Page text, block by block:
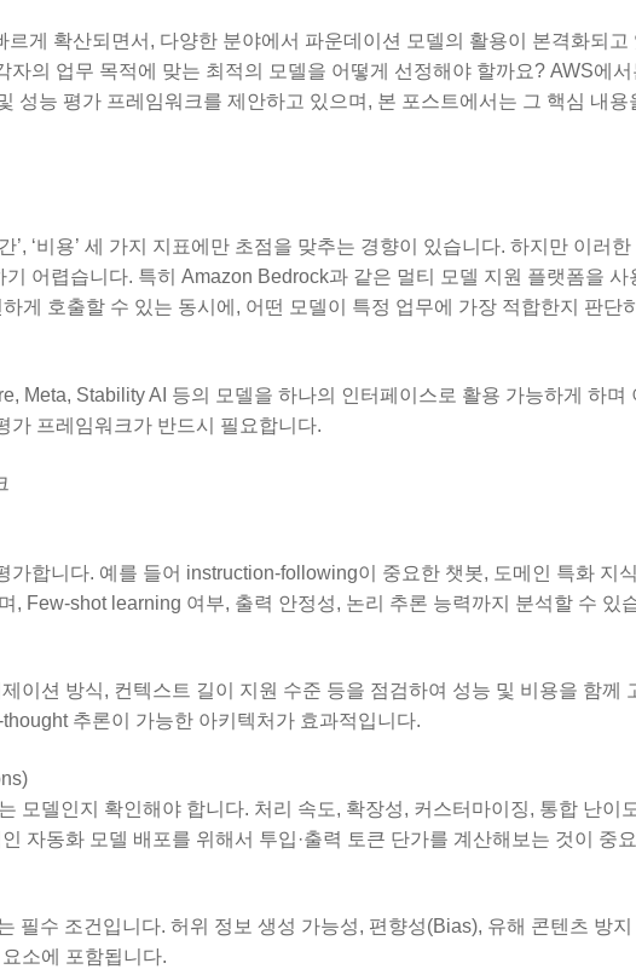
게 확산되면서, 다양한 분야에서 파운데이션 모델의 활용이 본격화되고
의 업무 목적에 맞는 최적의 모델을 어떻게 선정해야 할까요? AWS에서
성능 평가 프레임워크를 제안하고 있으며, 본 포스트에서는 그 핵심 내용
’, ‘비용’ 세 가지 지표에만 초점을 맞추는 경향이 있습니다. 하지만 이러
어렵습니다. 특히 Amazon Bedrock과 같은 멀티 모델 지원 플랫폼을 사
게 호출할 수 있는 동시에, 어떤 모델이 특정 업무에 가장 적합한지 판단
Meta, Stability AI 등의 모델을 하나의 인터페이스로 활용 가능하게 하며
가 프레임워크가 반드시 필요합니다.
가합니다. 예를 들어 instruction-following이 중요한 챗봇, 도메인 특화 지
, Few-shot learning 여부, 출력 안정성, 논리 추론 능력까지 분석할 수 있
이션 방식, 컨텍스트 길이 지원 수준 등을 점검하여 성능 및 비용을 함께
추론이 가능한 아키텍처가 효과적입니다.
모델인지 확인해야 합니다. 처리 속도, 확장성, 커스터마이징, 통합 난이
자동화 모델 배포를 위해서 투입·출력 토큰 단가를 계산해보는 것이 중
필수 조건입니다. 허위 정보 생성 가능성, 편향성(Bias), 유해 콘텐츠 방
소에 포함됩니다.